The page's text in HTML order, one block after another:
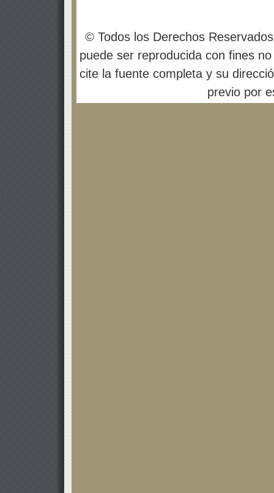
© Todos los Derechos
puede ser reproducida con fines
cite la fuente completa y su
previo por